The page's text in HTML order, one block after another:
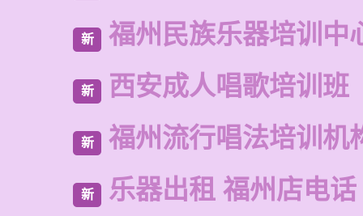
新 福州民族乐器培训中
新 西安成人唱歌培训班
新 福州流行唱法培训机
新 乐器出租 福州店电话